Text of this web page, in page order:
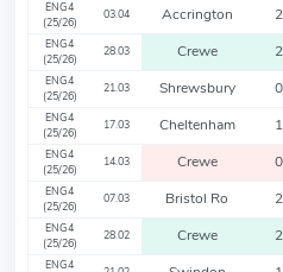
ENG4
(25/26)
03.04 Accrington 2
ENG4
(25/26)
28.03 Crewe 2
ENG4
(25/26)
21.03 Shrewsbury 0
ENG4
(25/26)
17.03 Cheltenham 1
ENG4
(25/26)
14.03 Crewe 0
ENG4
(25/26)
07.03 Bristol Ro 2
ENG4
(25/26)
28.02 Crewe 2
ENG4